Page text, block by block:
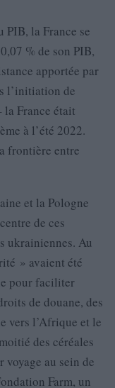
PIB, la France se
% de son PIB,
apportée par
l’initiation de
la France était
à l’été 2022.
frontière entre
et la Pologne
de ces
ukrainiennes. Au
» avaient été
pour faciliter
de douane, des
vers l’Afrique et le
des céréales
au sein de
Farm, un